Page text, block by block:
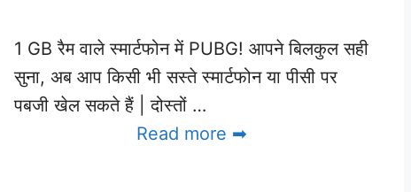
1 GB रैम वाले स्मार्टफोन में PUBG! आपने बिलकुल सही
सुना, अब आप किसी भी सस्ते स्मार्टफोन या पीसी पर
पबजी खेल सकते हैं | दोस्तों …
Read more ➡